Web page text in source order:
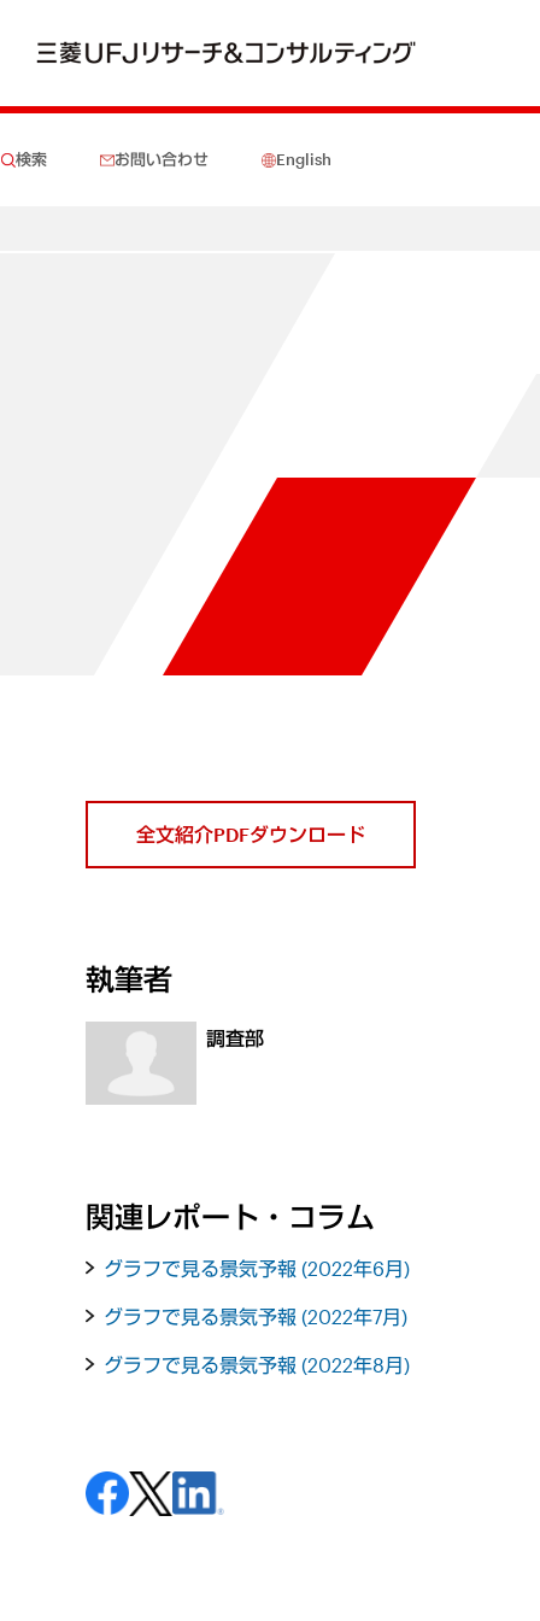
検索 お問い合わせ English
全文紹介PDFダウンロード
執筆者
調査部
関連レポート・コラム
グラフで見る景気予報 (2022年6月)
グラフで見る景気予報 (2022年7月)
グラフで見る景気予報 (2022年8月)